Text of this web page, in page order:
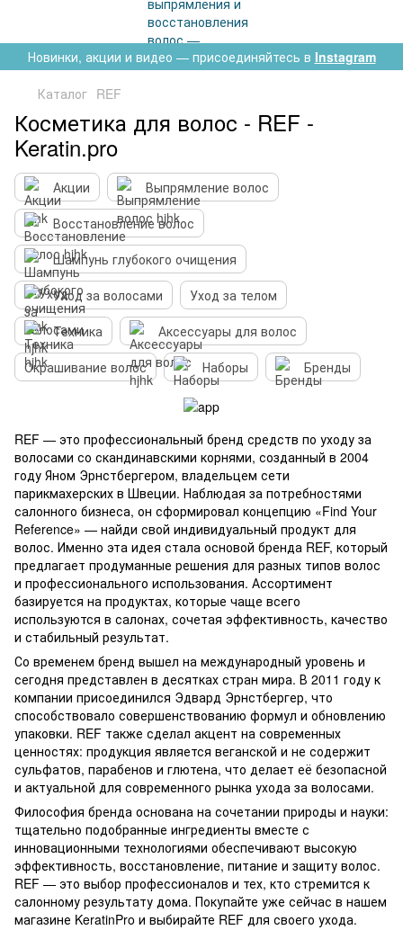
Новинки, акции и видео — присоединяйтесь в Instagram
Каталог REF
Косметика для волос - REF -
Keratin.pro
Акции
Выпрямление волос
Восстановление волос
Шампунь глубокого очищения
Уход за волосами
Уход за телом
Техника
Аксессуары для волос
Окрашивание волос
Наборы Бренды
REF — это профессиональный бренд средств по уходу за
волосами со скандинавскими корнями, созданный в 2004
году Яном Эрнстбергером, владельцем сети
парикмахерских в Швеции. Наблюдая за потребностями
салонного бизнеса, он сформировал концепцию «Find Your
Reference» — найди свой индивидуальный продукт для
волос. Именно эта идея стала основой бренда REF, который
предлагает продуманные решения для разных типов волос
и профессионального использования. Ассортимент
базируется на продуктах, которые чаще всего
используются в салонах, сочетая эффективность, качество
и стабильный результат.
Со временем бренд вышел на международный уровень и
сегодня представлен в десятках стран мира. В 2011 году к
компании присоединился Эдвард Эрнстбергер, что
способствовало совершенствованию формул и обновлению
упаковки. REF также сделал акцент на современных
ценностях: продукция является веганской и не содержит
сульфатов, парабенов и глютена, что делает её безопасной
и актуальной для современного рынка ухода за волосами.
Философия бренда основана на сочетании природы и науки:
тщательно подобранные ингредиенты вместе с
инновационными технологиями обеспечивают высокую
эффективность, восстановление, питание и защиту волос.
REF — это выбор профессионалов и тех, кто стремится к
салонному результату дома. Покупайте уже сейчас в нашем
магазине KeratinPro и выбирайте REF для своего ухода.